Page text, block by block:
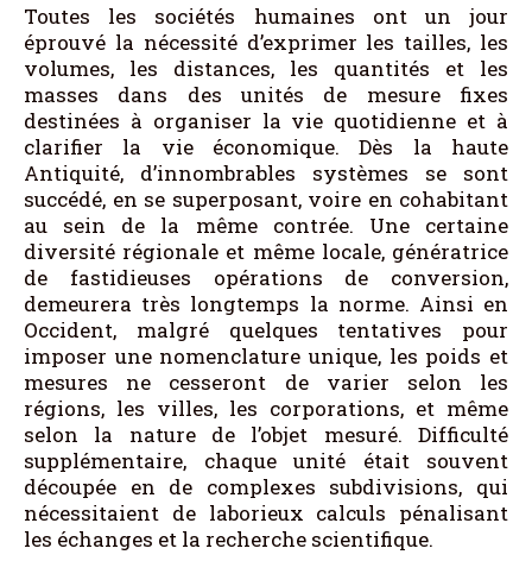
Toutes les sociétés humaines ont un jour
éprouvé la nécessité d’exprimer les tailles, les
volumes, les distances, les quantités et les
masses dans des unités de mesure fixes
destinées à organiser la vie quotidienne et à
clarifier la vie économique. Dès la haute
Antiquité, d’innombrables systèmes se sont
succédé, en se superposant, voire en cohabitant
au sein de la même contrée. Une certaine
diversité régionale et même locale, génératrice
de fastidieuses opérations de conversion,
demeurera très longtemps la norme. Ainsi en
Occident, malgré quelques tentatives pour
imposer une nomenclature unique, les poids et
mesures ne cesseront de varier selon les
régions, les villes, les corporations, et même
selon la nature de l’objet mesuré. Difficulté
supplémentaire, chaque unité était souvent
découpée en de complexes subdivisions, qui
nécessitaient de laborieux calculs pénalisant
les échanges et la recherche scientifique.